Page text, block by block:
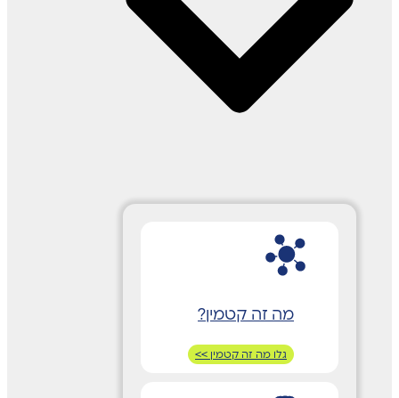
מה זה קטמין?
גלו מה זה קטמין >>